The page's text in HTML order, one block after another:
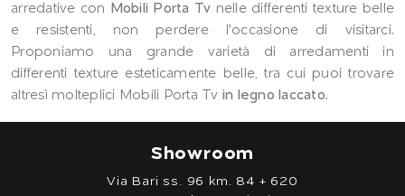
arredative con Mobili Porta Tv nelle differenti texture belle
e resistenti, non perdere l'occasione di visitarci.
Proponiamo una grande varietà di arredamenti in
differenti texture esteticamente belle, tra cui puoi trovare
altresì molteplici Mobili Porta Tv in legno laccato.
Showroom
Via Bari ss. 96 km. 84 + 620